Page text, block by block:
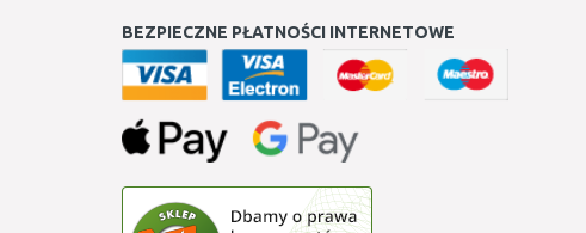
BEZPIECZNE PŁATNOŚCI INTERNETOWE